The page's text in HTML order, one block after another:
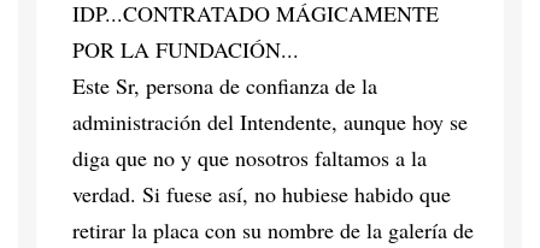
IDP...CONTRATADO MÁGICAMENTE
POR LA FUNDACIÓN...
Este Sr, persona de confianza de la
administración del Intendente, aunque hoy se
diga que no y que nosotros faltamos a la
verdad. Si fuese así, no hubiese habido que
retirar la placa con su nombre de la galería de